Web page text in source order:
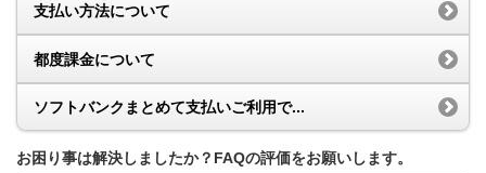
支払い方法について
都度課金について
ソフトバンクまとめて支払いご利用で...
お困り事は解決しましたか？FAQの評価をお願いします。